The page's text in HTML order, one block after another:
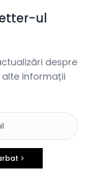
ul
despre
informații